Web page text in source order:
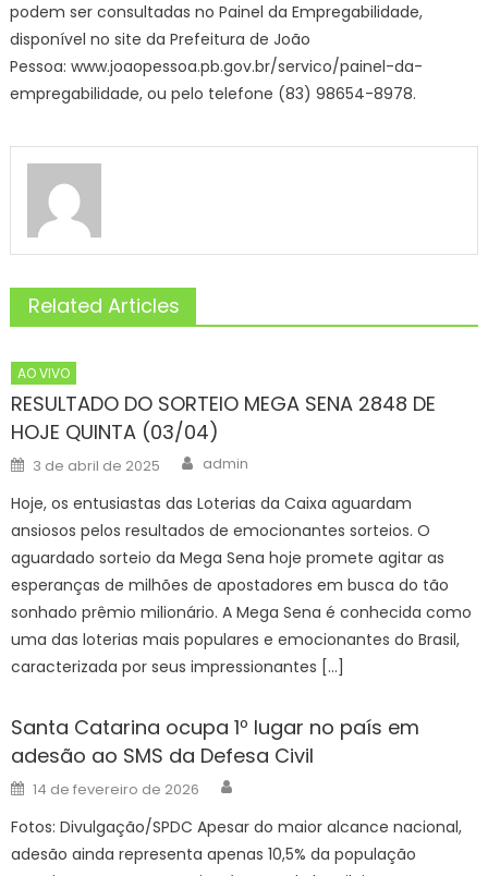
podem ser consultadas no Painel da Empregabilidade,
disponível no site da Prefeitura de João
Pessoa: www.joaopessoa.pb.gov.br/servico/painel-da-
empregabilidade, ou pelo telefone (83) 98654-8978.
Related Articles
AO VIVO
RESULTADO DO SORTEIO MEGA SENA 2848 DE
HOJE QUINTA (03/04)
Posted
on
3 de abril de 2025 Author
admin
Hoje, os entusiastas das Loterias da Caixa aguardam
ansiosos pelos resultados de emocionantes sorteios. O
aguardado sorteio da Mega Sena hoje promete agitar as
esperanças de milhões de apostadores em busca do tão
sonhado prêmio milionário. A Mega Sena é conhecida como
uma das loterias mais populares e emocionantes do Brasil,
caracterizada por seus impressionantes […]
Santa Catarina ocupa 1º lugar no país em
adesão ao SMS da Defesa Civil
Posted
on
14 de fevereiro de 2026
Fotos: Divulgação/SPDC Apesar do maior alcance nacional,
adesão ainda representa apenas 10,5% da população